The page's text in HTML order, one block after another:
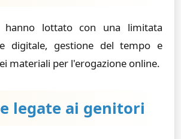
hanno lottato con una limitata
digitale, gestione del tempo e
materiali per l'erogazione online.
legate ai genitori